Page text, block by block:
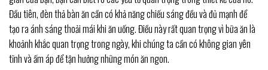
Đầu tiên, đèn thả bàn ăn cần có khả năng chiếu sáng đều và đủ mạnh để
tạo ra ánh sáng thoải mái khi ăn uống. Điều này rất quan trọng vì bữa ăn là
khoảnh khắc quan trọng trong ngày, khi chúng ta cần có không gian yên
tĩnh và ấm áp để tận hưởng những món ăn ngon.